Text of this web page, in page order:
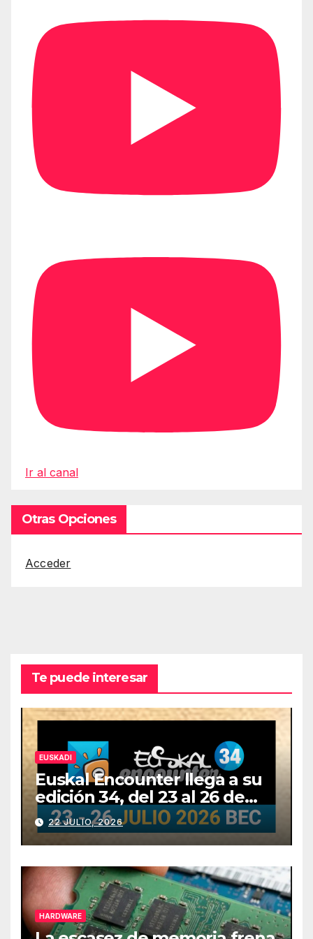
Ir al canal
Otras Opciones
Acceder
Te puede interesar
EUSKADI
Euskal Encounter llega a su
edición 34, del 23 al 26 de
julio
22 JULIO, 2026
HARDWARE